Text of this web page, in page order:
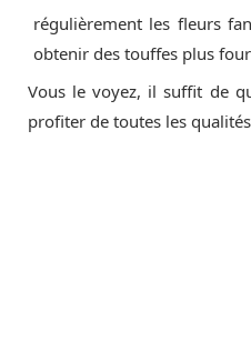
régulièrement les fleurs
obtenir des touffes plus
Vous le voyez, il suffit de
profiter de toutes les